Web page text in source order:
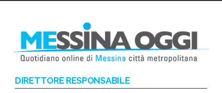
DIRETTORE RESPONSABILE